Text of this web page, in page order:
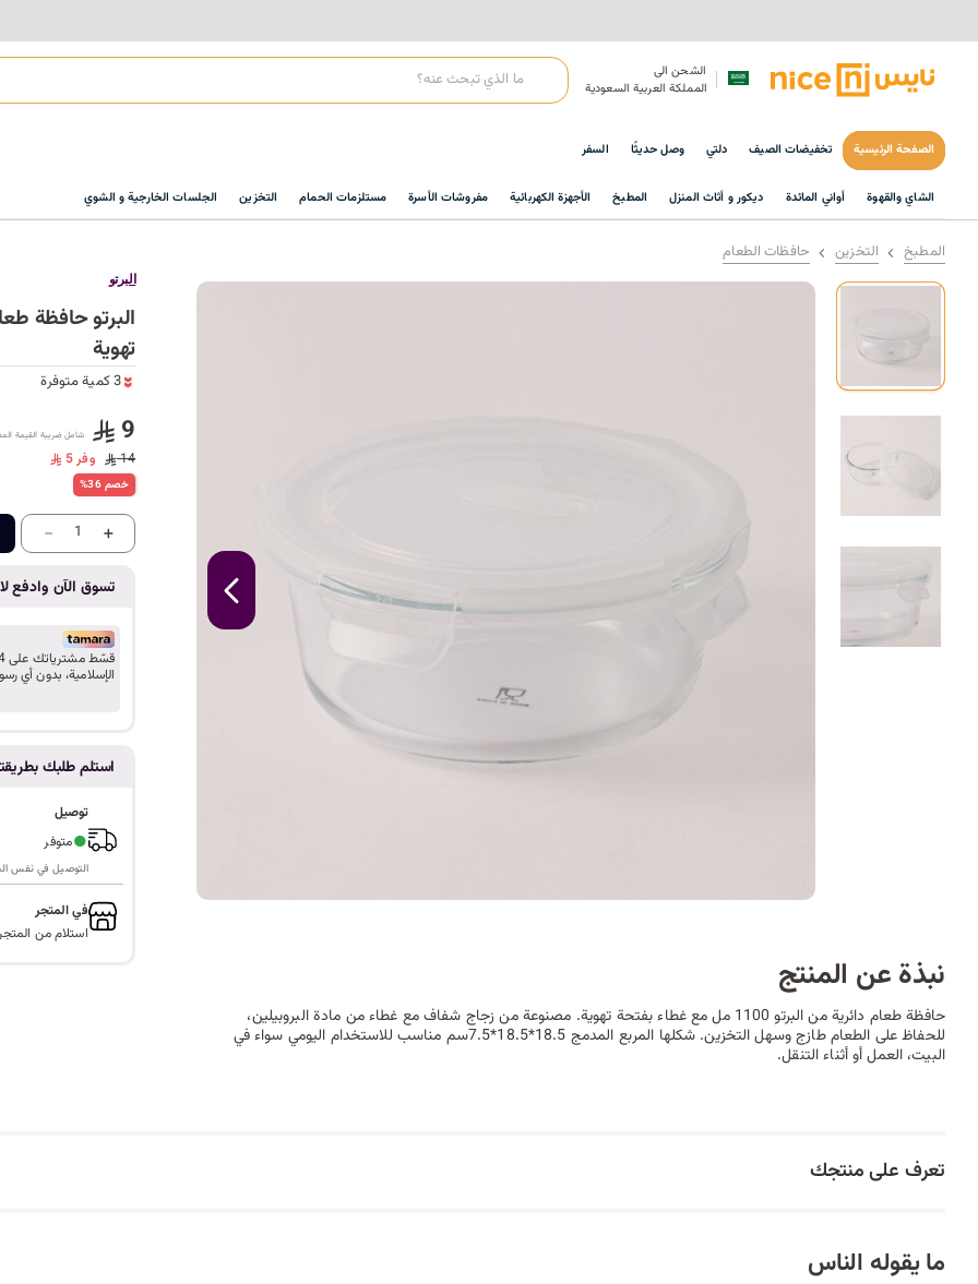
الشحن الى
المملكة العربية السعودية
الصفحة الرئيسية تخفيضات الصيف دلتي وصل حديثًا السفر
الشاي والقهوة أواني المائدة ديكور و أثاث المنزل المطبخ الأجهزة الكهربائية مفروشات الأسرة مستلزمات الحمام التخزين الجلسات الخارجية و الشوي
المطبخ التخزين حافظات الطعام
نبذة عن المنتج
حافظة طعام دائرية من البرتو 1100 مل مع غطاء بفتحة تهوية. مصنوعة من زجاج شفاف مع غطاء من مادة البروبيلين،
للحفاظ على الطعام طازج وسهل التخزين. شكلها المربع المدمج 18.5*18.5*7.5سم مناسب للاستخدام اليومي سواء في
البيت، العمل أو أثناء التنقل.
البرتو
تهوية
3 كمية متوفرة
9 شامل ضريبة القيمة
14 وفر 5
%36 خصم
- 1 +
تسوق الآن وادفع
الإسلامية، بدون أي
استلم طلبك
توصيل
●متوفر
التوصيل في نفس
في المتجر
استلام من المتجر
تعرف على منتجك
ما يقوله الناس